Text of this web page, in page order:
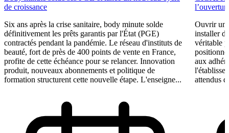
de croissance
Six ans après la crise sanitaire, body minute solde
définitivement les prêts garantis par l'État (PGE)
contractés pendant la pandémie. Le réseau d'instituts de
beauté, fort de près de 400 points de vente en France,
profite de cette échéance pour se relancer. Innovation
produit, nouveaux abonnements et politique de
formation structurent cette nouvelle étape. L'enseigne...
Ouvrir un
installer
véritable
aux
attendus